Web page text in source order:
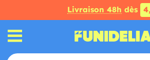
Livraison 48h dès